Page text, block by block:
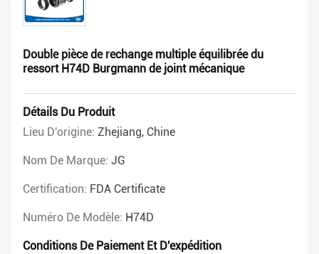
Double pièce de rechange multiple équilibrée du
ressort H74D Burgmann de joint mécanique
Détails Du Produit
Lieu D'origine: Zhejiang, Chine
Nom De Marque: JG
Certification: FDA Certificate
Numéro De Modèle: H74D
Conditions De Paiement Et D'expédition